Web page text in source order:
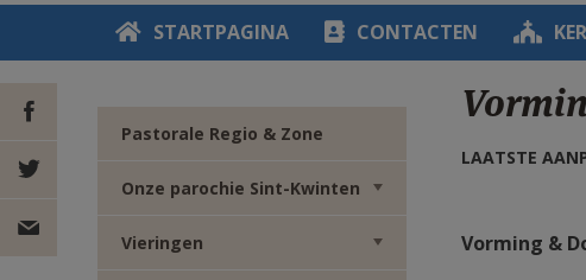
STARTPAGINA CONTACTEN
DEEL OP
FACEBOOK
DEEL OP
Pastorale Regio & Zone
Onze parochie Sint-Kwinten
Vieringen
LAATSTE
Vorming &